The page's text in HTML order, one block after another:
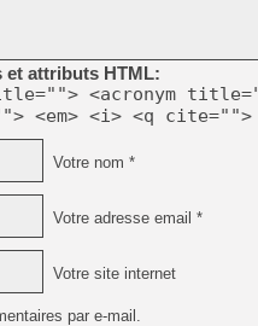
et attributs HTML:
<acronym
<em> <i> <q
Votre nom *
Votre adresse email *
Votre site internet
par e-mail.